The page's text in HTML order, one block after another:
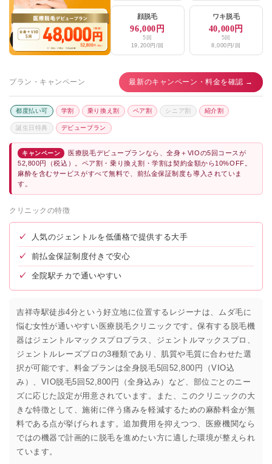
顔脱毛
96,000円
5回
19,200円/回
ワキ脱毛
40,000円
5回
8,000円/回
プラン・キャンペーン 最新のキャンペーン・料金を確認 →
都度払い可 学割 乗り換え割 ペア割 シニア割 紹介割
誕生日特典 デビュープラン
キャンペーン
医療脱毛デビュープランなら、全身＋VIOの5回コースが
52,800円（税込）。ペア割・乗り換え割・学割は契約金額から10%OFF。
麻酔を含むサービスがすべて無料で、前払金保証制度も導入されていま
す。
クリニックの特徴
✓ 人気のジェントルを低価格で提供する大手
✓ 前払金保証制度付きで安心
✓ 全院駅チカで通いやすい
吉祥寺駅徒歩4分という好立地に位置するレジーナは、ムダ毛に
悩む女性が通いやすい医療脱毛クリニックです。保有する脱毛機
器はジェントルマックスプロプラス、ジェントルマックスプロ、
ジェントルレーズプロの3種類であり、肌質や毛質に合わせた選
択が可能です。料金プランは全身脱毛5回52,800円（VIO込
み）、VIO脱毛5回52,800円（全身込み）など、部位ごとのニー
ズに応じた設定が用意されています。また、このクリニックの大
きな特徴として、施術に伴う痛みを軽減するための麻酔料金が無
料である点が挙げられます。追加費用を抑えつつ、医療機関なら
ではの機器で計画的に脱毛を進めたい方に適した環境が整えられ
ています。